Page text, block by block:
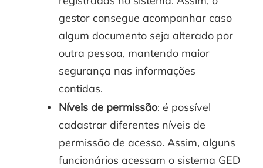
gestor consegue acompanhar caso
algum documento seja alterado por
outra pessoa, mantendo maior
segurança nas informações
contidas.
Níveis de permissão: é possível
cadastrar diferentes níveis de
permissão de acesso. Assim, alguns
funcionários acessam o sistema GED